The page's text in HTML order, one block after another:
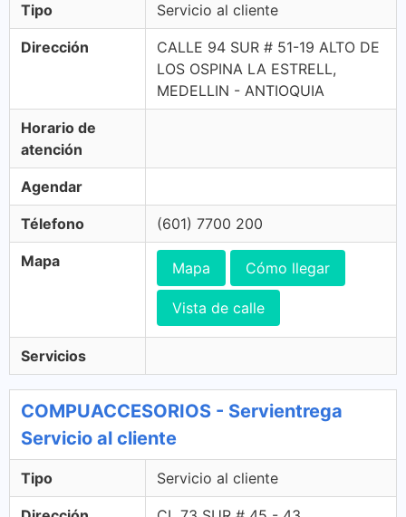
Tipo Servicio al cliente
Dirección
CALLE 94 SUR # 51-19 ALTO DE
LOS OSPINA LA ESTRELL,
MEDELLIN - ANTIOQUIA
Horario de
atención
Agendar
Télefono (601) 7700 200
Mapa Mapa Cómo llegar
Vista de calle
Servicios
COMPUACCESORIOS - Servientrega
Servicio al cliente
Tipo Servicio al cliente